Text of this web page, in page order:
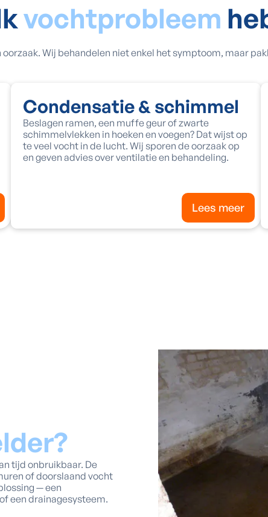
vochtprobleem
Wij behandelen niet enkel het symptoom, maar
Condensatie & schimmel
Beslagen ramen, een muffe geur of zwarte
schimmelvlekken in hoeken en voegen? Dat wijst op
te veel vocht in de lucht. Wij sporen de oorzaak op
en geven advies over ventilatie en behandeling.
Lees meer
tijd onbruikbaar. De
of doorslaand vocht
— een
een drainagesysteem.